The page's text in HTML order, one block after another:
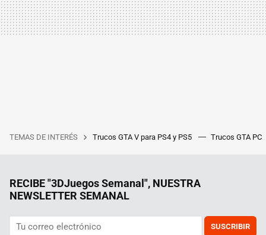
TEMAS DE INTERÉS Trucos GTA V para PS4 y PS5 Trucos GTA PC
RECIBE "3DJuegos Semanal", NUESTRA
NEWSLETTER SEMANAL
SUSCRIBIR